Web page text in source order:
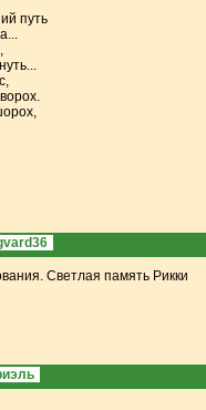
путь
Светлая память Рикки